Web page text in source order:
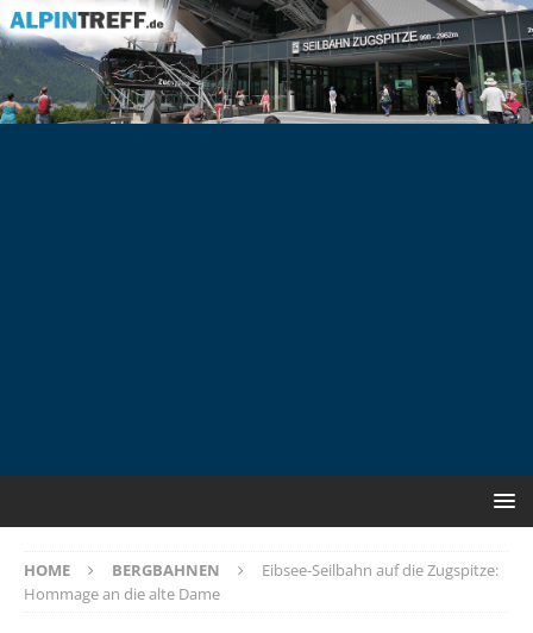
HOME BERGBAHNEN
Eibsee-Seilbahn auf die Zugspitze:
Hommage an die alte Dame